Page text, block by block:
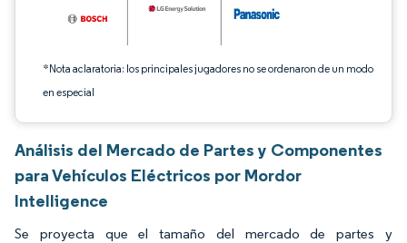
*Nota aclaratoria: los principales jugadores no se ordenaron de un modo
en especial
Análisis del Mercado de Partes y Componentes
para Vehículos Eléctricos por Mordor
Intelligence
Se proyecta que el tamaño del mercado de partes y